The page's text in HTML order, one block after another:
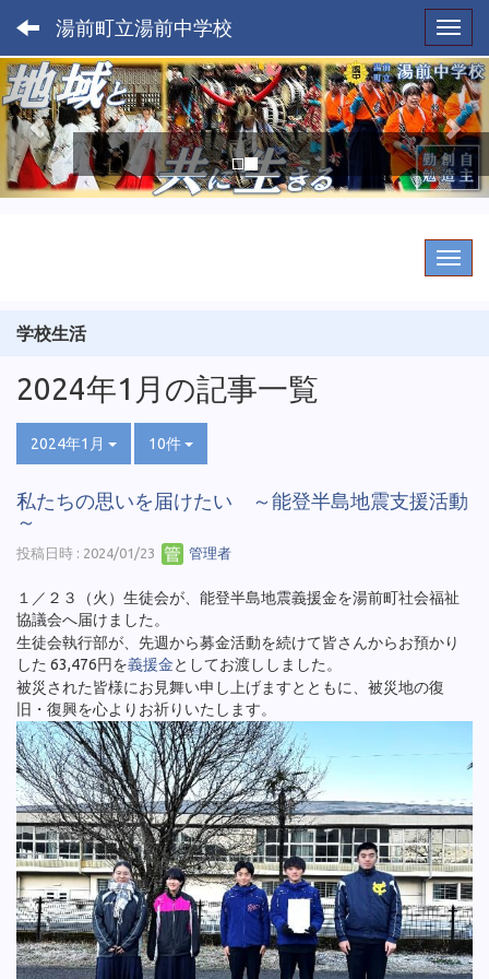
湯前町立湯前中学校
p
r
e
v
i
n
e
x
t
学校生活
2024年1月の記事一覧
2024年1月 10件
私たちの思いを届けたい ～能登半島地震支援活動
～
投稿日時 : 2024/01/23 管理者
１／２３（火）生徒会が、能登半島地震義援金を湯前町社会福祉
協議会へ届けました。
生徒会執行部が、先週から募金活動を続けて皆さんからお預かり
した 63,476円を義援金としてお渡ししました。
被災された皆様にお見舞い申し上げますとともに、被災地の復
旧・復興を心よりお祈りいたします。